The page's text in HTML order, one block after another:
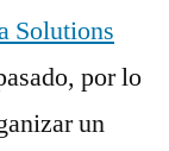
Solutions
por lo
un